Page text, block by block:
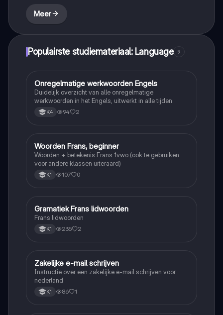
Meer
Populairste studiemateriaal: Language 9
Engels
Onregelmatige werkwoorden Engels
Duidelijk overzicht van alle onregelmatige
werkwoorden in het Engels, uitwerkt in alle tijden
K4 94 2
Frans
Woorden Frans, beginner
Woorden + betekenis Frans 1vwo (ook te gebruiken
voor andere klassen uiteraard)
K1 107 0
Frans
Gramatiek Frans lidwoorden
Frans lidwoorden
K1 235 2
Nederlands
Zakelijke e-mail schrijven
Instructie over een zakelijke e-mail schrijven voor
nederland
K1 86 1